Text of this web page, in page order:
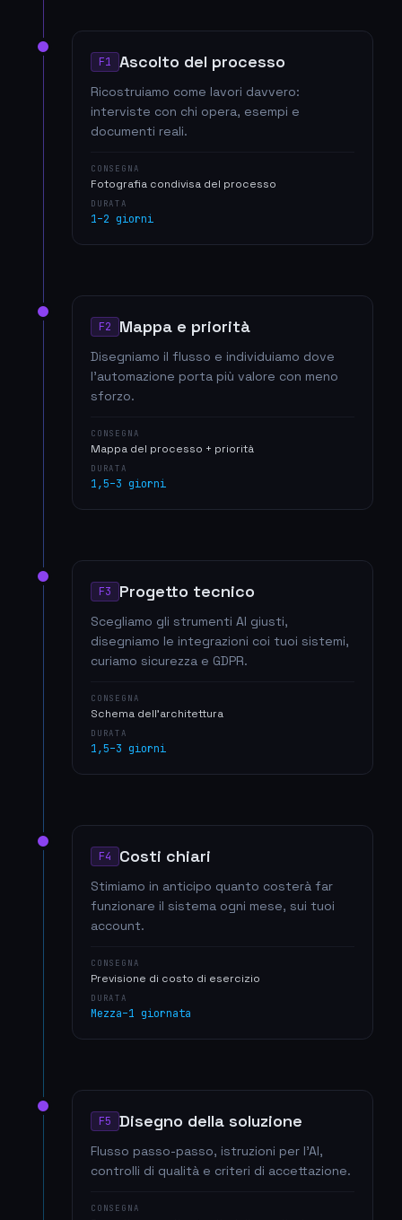
F1 Ascolto del processo
Ricostruiamo come lavori davvero:
interviste con chi opera, esempi e
documenti reali.
CONSEGNA
Fotografia condivisa del processo
DURATA
1–2 giorni
F2 Mappa e priorità
Disegniamo il flusso e individuiamo dove
l'automazione porta più valore con meno
sforzo.
CONSEGNA
Mappa del processo + priorità
DURATA
1,5–3 giorni
F3 Progetto tecnico
Scegliamo gli strumenti AI giusti,
disegniamo le integrazioni coi tuoi sistemi,
curiamo sicurezza e GDPR.
CONSEGNA
Schema dell'architettura
DURATA
1,5–3 giorni
F4 Costi chiari
Stimiamo in anticipo quanto costerà far
funzionare il sistema ogni mese, sui tuoi
account.
CONSEGNA
Previsione di costo di esercizio
DURATA
Mezza–1 giornata
F5 Disegno della soluzione
Flusso passo-passo, istruzioni per l'AI,
controlli di qualità e criteri di accettazione.
CONSEGNA